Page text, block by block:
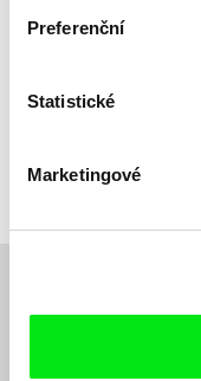
Preferenční
Statistické
Marketingové